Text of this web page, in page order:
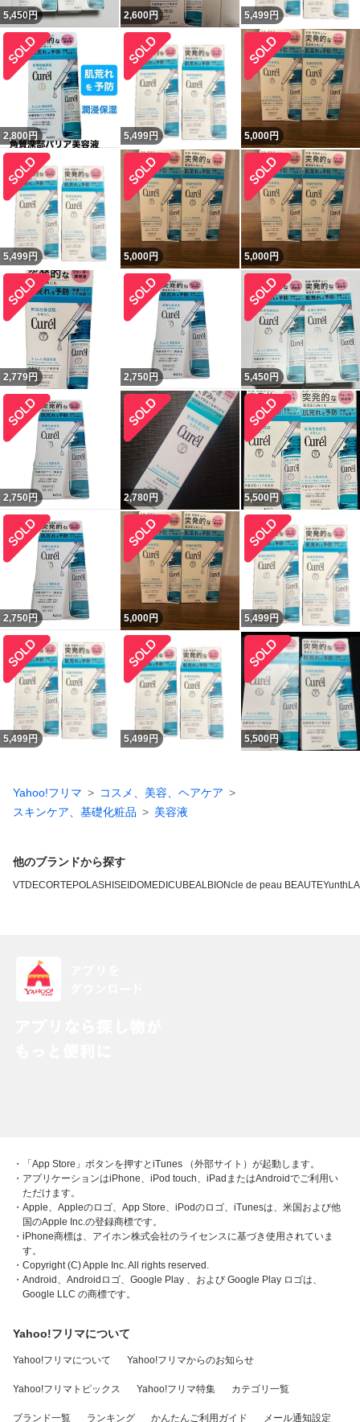
5,450円 2,600円 5,499円
2,800円 5,499円 5,000円
5,499円 5,000円 5,000円
2,779円 2,750 円 5,450 円
2,750 円 2,780円 5,500円
2,750 円 5,000円 5,499円
5,499円 5,499円 5,500円
Yahoo!フリマ
コスメ、美容、ヘアケア
スキンケア、基礎化粧品
美容液
他のブランドから探す
VTDECORTEPOLASHISEIDOMEDICUBEALBIONcle de peau BEAUTEYunth
・「App Store」ボタンを押すとiTunes （外部サイト）が起動します。
・アプリケーションはiPhone、iPod touch、iPadまたはAndroidでご利用い
ただけます。
・Apple、Appleのロゴ、App Store、iPodのロゴ、iTunesは、米国および他
国のApple Inc.の登録商標です。
・iPhone商標は、アイホン株式会社のライセンスに基づき使用されていま
す。
・Copyright (C) Apple Inc. All rights reserved.
・Android、Androidロゴ、Google Play 、および Google Play ロゴは、
Google LLC の商標です。
Yahoo!フリマについて
Yahoo!フリマについて Yahoo!フリマからのお知らせ
Yahoo!フリマトピックス Yahoo!フリマ特集 カテゴリ一覧
ブランド一覧 ランキング かんたんご利用ガイド メール通知設定